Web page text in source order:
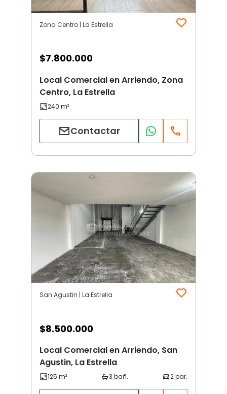
Zona Centro | La Estrella
$7.800.000
Local Comercial en Arriendo, Zona
Centro, La Estrella
Contactar
San Agustin | La Estrella
$8.500.000
Local Comercial en Arriendo, San
Agustin, La Estrella